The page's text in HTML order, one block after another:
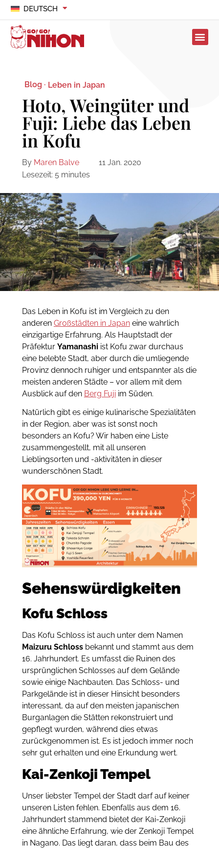
DEUTSCH
Blog · Leben in Japan
Hoto, Weingüter und
Fuji: Liebe das Leben
in Kofu
By Maren Balve
11 Jan. 2020
Lesezeit: 5 minutes
Das Leben in Kofu ist im Vergleich zu den
anderen Großstädten in Japaneine wahrlich
einzigartige Erfahrung. Als Hauptstadt der
Präfektur Yamanashi ist Kofu zwar durchaus
eine belebte Stadt, aber durch die umliegende
Provinz dennoch ruhiger und entspannter als die
meisten anderen Städte – vor allem mit dem
Ausblick auf den Berg Fujiim Süden.
Natürlich gibt es einige kulinarische Spezialitäten
in der Region, aber was ist sonst noch
besonders an Kofu? Wir haben eine Liste
zusammengestellt, mit all unseren
Lieblingsorten und -aktivitäten in dieser
wunderschönen Stadt.
Sehenswürdigkeiten
Kofu Schloss
Das Kofu Schloss ist auch unter dem Namen
Maizuru Schlossbekannt und stammt aus dem
16. Jahrhundert. Es umfasst die Ruinen des
ursprünglichen Schlosses auf dem Gelände
sowie einige Nachbauten. Das Schloss- und
Parkgelände ist in dieser Hinsicht besonders
interessant, da auf den meisten japanischen
Burganlagen die Stätten rekonstruiert und
gepflegt wurden, während dies etwas
zurückgenommen ist. Es ist jedoch immer noch
sehr gut erhalten und eine Erkundung wert.
Kai-Zenkoji Tempel
Unser liebster Tempel der Stadt darf auf keiner
unseren Listen fehlen. Ebenfalls aus dem 16.
Jahrhundert stammend bietet der Kai-Zenkoji
eine ähnliche Erfahrung, wie der Zenkoji Tempel
in Nagano. Das liegt daran, dass beim Bau des